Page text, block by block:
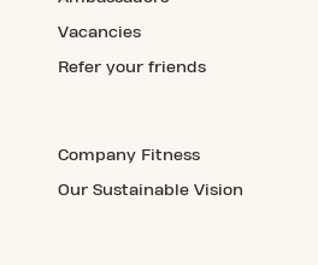
Vacancies
Refer your friends
Company Fitness
Our Sustainable Vision